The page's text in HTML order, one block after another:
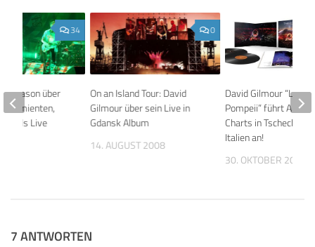
0
On an Island Tour: David
Gilmour über sein Live in
Gdansk Album
14. AUGUST 2008
David Gilmour “Live
Pompeii” führt
Charts in Tschechien
Italien an!
30. OKTOBER 2017
34
Mason über
Live
7 ANTWORTEN